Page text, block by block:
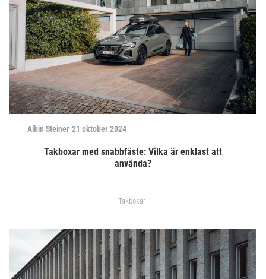
Albin Steiner 21 oktober 2024
Takboxar med snabbfäste: Vilka är enklast att
använda?
Takboxar